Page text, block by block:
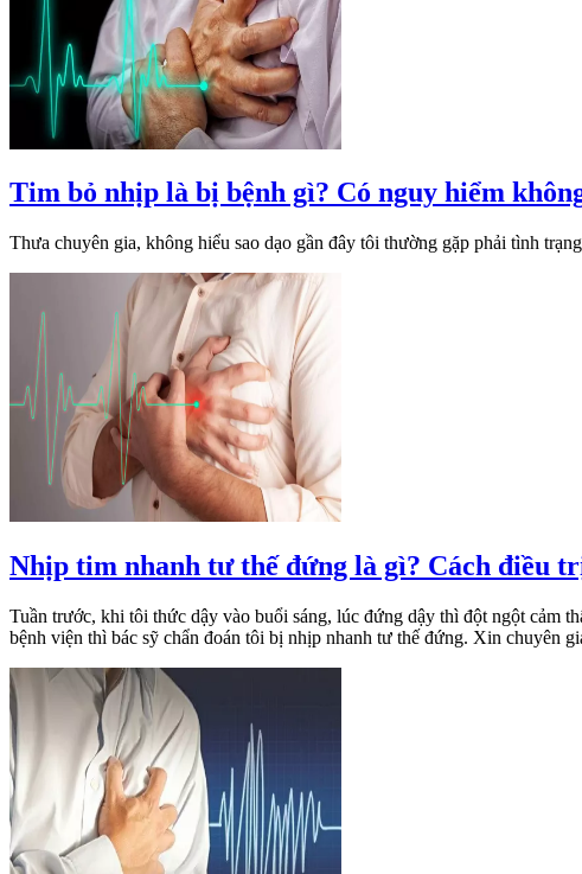
Tim bỏ nhịp là bị bệnh gì? Có nguy hiểm
Thưa chuyên gia, không hiểu sao dạo gần đây tôi thường gặp phải tình
Nhịp tim nhanh tư thế đứng là gì? Cách điều
Tuần trước, khi tôi thức dậy vào buổi sáng, lúc đứng dậy thì đột ngột cảm
bệnh viện thì bác sỹ chẩn đoán tôi bị nhịp nhanh tư thế đứng. Xin chuyên